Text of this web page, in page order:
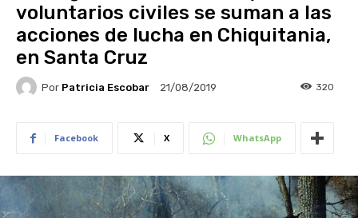
voluntarios civiles se suman a las
acciones de lucha en Chiquitania,
en Santa Cruz
Por Patricia Escobar 21/08/2019 320
Facebook X WhatsApp